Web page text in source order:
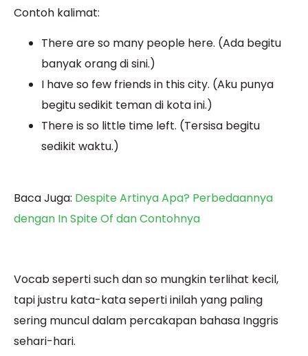
Contoh kalimat:
There are so many people here. (Ada begitu
banyak orang di sini.)
I have so few friends in this city. (Aku punya
begitu sedikit teman di kota ini.)
There is so little time left. (Tersisa begitu
sedikit waktu.)
Baca Juga: Despite Artinya Apa? Perbedaannya
dengan In Spite Of dan Contohnya
Vocab seperti such dan so mungkin terlihat kecil,
tapi justru kata-kata seperti inilah yang paling
sering muncul dalam percakapan bahasa Inggris
sehari-hari.